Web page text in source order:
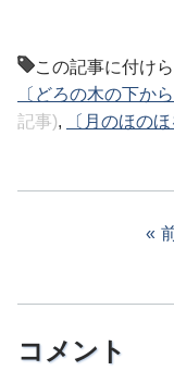
この記事に付け
〔どろの木の下から
記事), 〔月のほの
コメント